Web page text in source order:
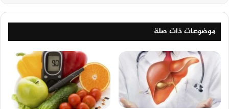
موضوعات ذات صلة